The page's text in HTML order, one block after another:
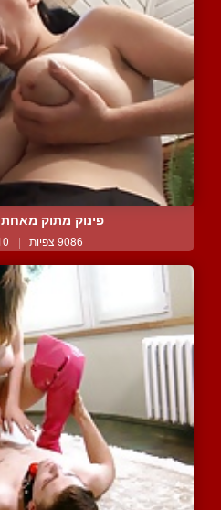
פינוק מתוק
9086 צפיות |
10